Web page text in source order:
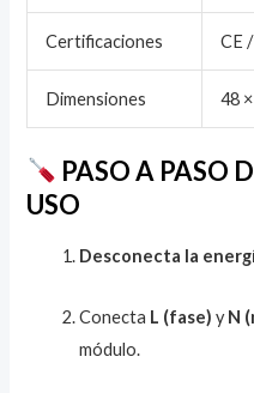
Certificaciones CE
Dimensiones 48
PASO A PASO
USO
Desconecta la
Conecta L (fase) yN
módulo.